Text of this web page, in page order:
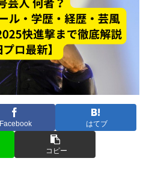
Facebook はてブ
コピー